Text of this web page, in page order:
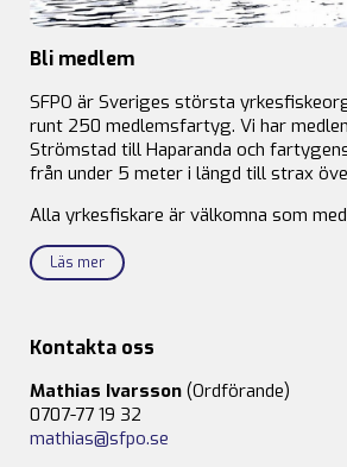
Bli medlem
SFPO är Sveriges största
runt 250 medlemsfartyg. Vi har
Strömstad till Haparanda och
från under 5 meter i längd till strax
Alla yrkesfiskare är välkomna som
Läs mer
Kontakta oss
Mathias Ivarsson (Ordförande)
0707-77 19 32
mathias@sfpo.se